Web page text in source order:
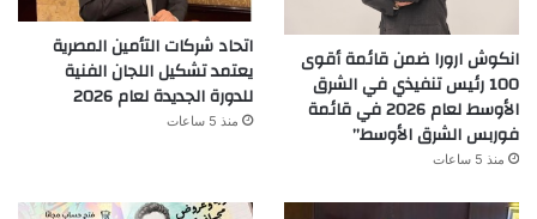
انكوش ارورا ضمن قائمة أقوى
100 رئيس تنفيذي في الشرق
الأوسط لعام 2026 في قائمة
فوربس الشرق الأوسط”
منذ 5 ساعات
اتحاد شركات التأمين المصرية
يعتمد تشكيل اللجان الفنية
للدورة الجديدة لعام 2026
منذ 5 ساعات